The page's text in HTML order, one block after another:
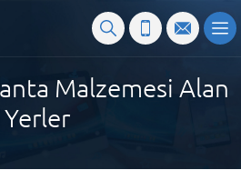
Malzemesi Alan
Yerler